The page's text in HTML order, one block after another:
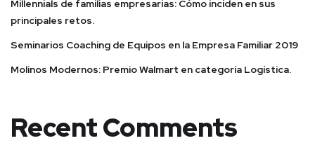
Millennials de familias empresarias: Cómo inciden en sus
principales retos.
Seminarios Coaching de Equipos en la Empresa Familiar 2019
Molinos Modernos: Premio Walmart en categoría Logística.
Recent Comments